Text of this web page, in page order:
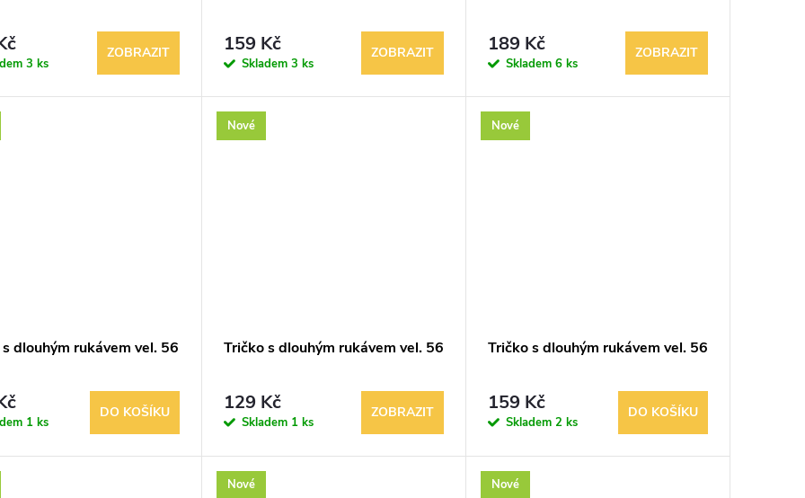
3 ks
ZOBRAZIT 159 Kč
Skladem 3 ks
ZOBRAZIT 189 Kč
Skladem 6 ks
ZOBRAZIT
dlouhým rukávem vel. 56
1 ks
DO KOŠÍKU
Nové
Tričko s dlouhým rukávem vel. 56
129 Kč
Skladem 1 ks
ZOBRAZIT
Nové
Tričko s dlouhým rukávem vel. 56
159 Kč
Skladem 2 ks
DO KOŠÍKU
Nové Nové